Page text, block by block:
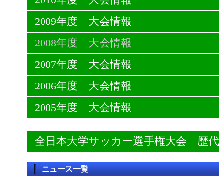
2009年度 大会情報
2008年度 大会情報
2007年度 大会情報
2006年度 大会情報
2005年度 大会情報
全日本大学サッカー選手権大会 歴
ニュース一覧